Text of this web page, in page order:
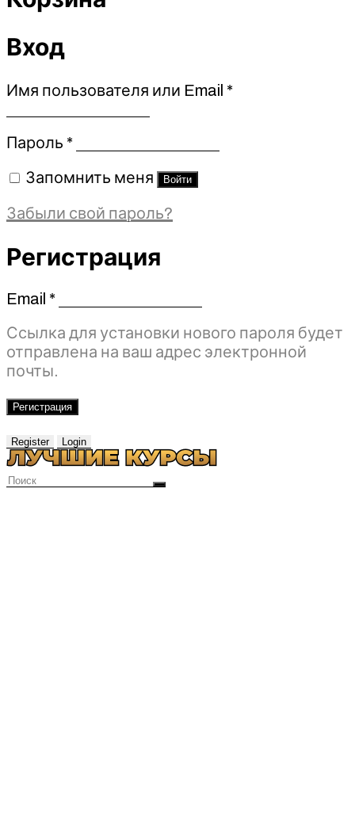
Вход
Имя пользователя или Email *Обязательно
Пароль *Обязательно
Запомнить меня Войти
Забыли свой пароль?
Регистрация
Email *Обязательно
Ссылка для установки нового пароля будет
отправлена ​​на ваш адрес электронной
почты.
Регистрация
Register Login